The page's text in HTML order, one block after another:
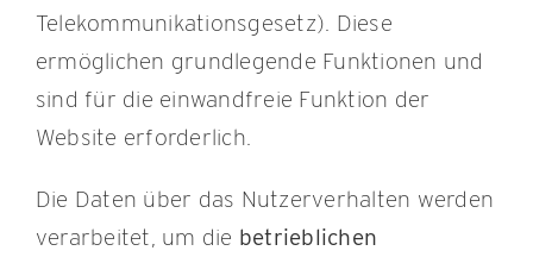
Telekommunikationsgesetz). Diese
ermöglichen grundlegende Funktionen und
sind für die einwandfreie Funktion der
Website erforderlich.
Die Daten über das Nutzerverhalten werden
verarbeitet, um die betrieblichen